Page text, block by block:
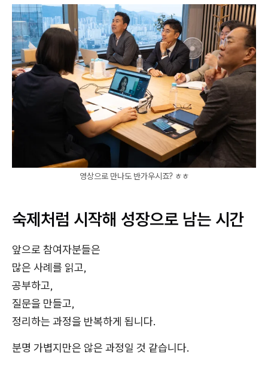
영상으로 만나도 반가우시죠? ㅎㅎ
숙제처럼 시작해 성장으로 남는 시간
앞으로 참여자분들은
많은 사례를 읽고,
공부하고,
질문을 만들고,
정리하는 과정을 반복하게 됩니다.
분명 가볍지만은 않은 과정일 것 같습니다.